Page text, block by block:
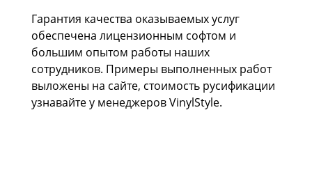
Гарантия качества оказываемых услуг
обеспечена лицензионным софтом и
большим опытом работы наших
сотрудников. Примеры выполненных работ
выложены на сайте, стоимость русификации
узнавайте у менеджеров VinylStyle.